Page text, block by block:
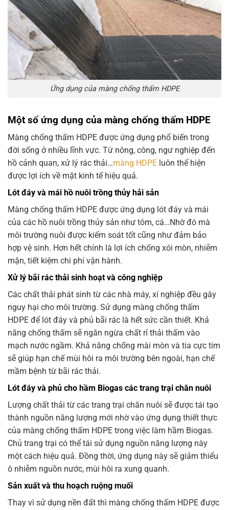
Ứng dụng của màng chống thấm HDPE
Một số ứng dụng của màng chống thấm HDPE
Màng chống thấm HDPE được ứng dụng phổ biến trong
đời sống ở nhiều lĩnh vực. Từ nông, công, ngư nghiệp đến
hồ cảnh quan, xử lý rác thải…màng HDPE luôn thể hiện
được lợi ích về mặt kinh tế hiệu quả.
Lót đáy và mái hồ nuôi trồng thủy hải sản
Màng chống thấm HDPE được ứng dụng lót đáy và mái
của các hồ nuôi trồng thủy sản như tôm, cá…Nhờ đó mà
môi trường nuôi được kiểm soát tốt cũng như đảm bảo
hợp vệ sinh. Hơn hết chính là lợi ích chống xói mòn, nhiễm
mặn, tiết kiệm chi phí vận hành.
Xử lý bãi rác thải sinh hoạt và công nghiệp
Các chất thải phát sinh từ các nhà máy, xí nghiệp đều gây
nguy hại cho môi trường. Sử dụng màng chống thấm
HDPE để lót đáy và phủ bãi rác là hết sức cần thiết. Khả
năng chống thấm sẽ ngăn ngừa chất rỉ thải thấm vào
mạch nước ngầm. Khả năng chống mài mòn và tia cực tím
sẽ giúp hạn chế mùi hôi ra môi trường bên ngoài, hạn chế
mầm bệnh từ bãi rác thải.
Lót đáy và phủ cho hầm Biogas các trang trại chăn nuôi
Lượng chất thải từ các trang trại chăn nuôi sẽ được tái tạo
thành nguồn năng lượng mới nhờ vào ứng dụng thiết thực
của màng chống thấm HDPE trong việc làm hầm Biogas.
Chủ trang trại có thể tái sử dụng nguồn năng lượng này
một cách hiệu quả. Đồng thời, ứng dụng này sẽ giảm thiểu
ô nhiễm nguồn nước, mùi hôi ra xung quanh.
Sản xuất và thu hoạch ruộng muối
Thay vì sử dụng nền đất thì màng chống thấm HDPE được